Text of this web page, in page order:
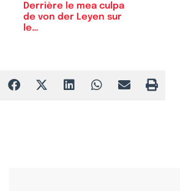
Derrière le mea culpa
de von der Leyen sur
le…